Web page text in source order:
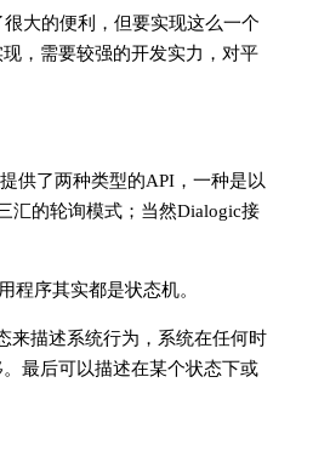
大的便利，但要实现这么一个
，需要较强的开发实力，对平
供了两种类型的API，一种是以
汇的轮询模式；当然Dialogic接
程序其实都是状态机。
来描述系统行为，系统在任何时
最后可以描述在某个状态下或